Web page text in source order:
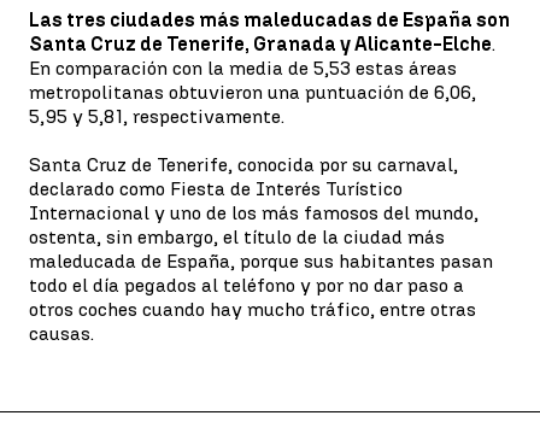
Las tres ciudades más maleducadas de España son
Santa Cruz de Tenerife, Granada y Alicante-Elche.
En comparación con la media de 5,53 estas áreas
metropolitanas obtuvieron una puntuación de 6,06,
5,95 y 5,81, respectivamente.
Santa Cruz de Tenerife, conocida por su carnaval,
declarado como Fiesta de Interés Turístico
Internacional y uno de los más famosos del mundo,
ostenta, sin embargo, el título de la ciudad más
maleducada de España, porque sus habitantes pasan
todo el día pegados al teléfono y por no dar paso a
otros coches cuando hay mucho tráfico, entre otras
causas.